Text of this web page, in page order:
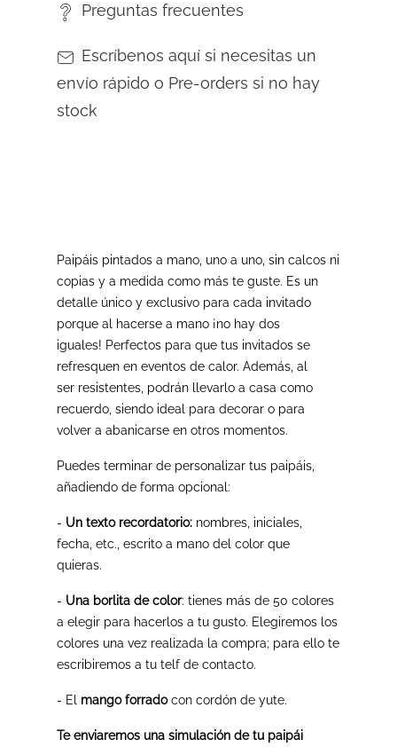
Preguntas frecuentes
Escríbenos aquí si necesitas un
envío rápido o Pre-orders si no hay
stock
Paipáis pintados a mano, uno a uno, sin calcos ni
copias y a medida como más te guste. Es un
detalle único y exclusivo para cada invitado
porque al hacerse a mano ¡no hay dos
iguales! Perfectos para que tus invitados se
refresquen en eventos de calor. Además, al
ser resistentes, podrán llevarlo a casa como
recuerdo, siendo ideal para decorar o para
volver a abanicarse en otros momentos.
Puedes terminar de personalizar tus paipáis,
añadiendo de forma opcional:
- Un texto recordatorio: nombres, iniciales,
fecha, etc., escrito a mano del color que
quieras.
- Una borlita de color: tienes más de 50 colores
a elegir para hacerlos a tu gusto. Elegiremos los
colores una vez realizada la compra; para ello te
escribiremos a tu telf de contacto.
- El mango forradocon cordón de yute.
Te enviaremos una simulación de tu paipái